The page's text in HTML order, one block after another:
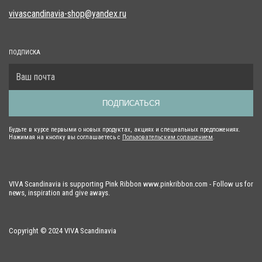
VIVA Scandinavia is supporting Pink Ribbon www.pinkribbon.com - Follow us for
news, inspiration and give aways.
Copyright © 2024 VIVA Scandinavia
vivascandinavia-shop@yandex.ru
ПОДПИСКА
ПОДПИСАТЬСЯ
Будьте в курсе первыми о новых продуктах, акциях и специальных предложениях.
Нажимая на кнопку вы соглашаетесь с Пользовательским солашением.